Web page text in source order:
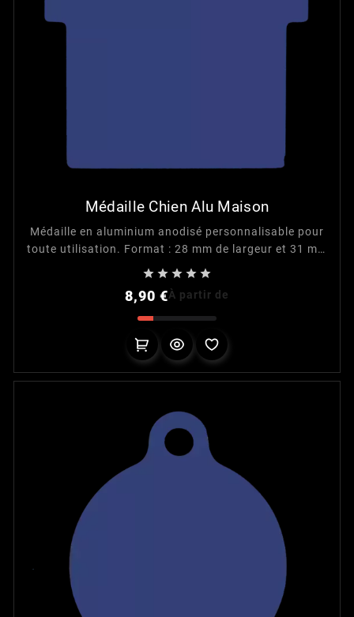
Médaille Chien Alu Maison
Médaille en aluminium anodisé personnalisable pour
toute utilisation. Format : 28 mm de largeur et 31 mm
de hauteur.
    
8,90 €À partir de